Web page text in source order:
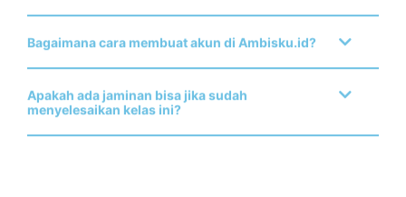
Bagaimana cara membuat akun di Ambisku.id?
Apakah ada jaminan bisa jika sudah
menyelesaikan kelas ini?